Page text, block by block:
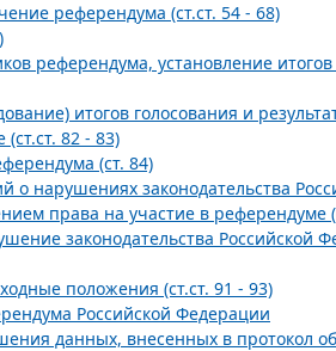
референдума (ст.ст. 54 - 68)
референдума, установление
итогов голосования и
82 - 83)
(ст. 84)
о нарушениях законодательства
права на участие в референдуме
законодательства Российской
положения (ст.ст. 91 - 93)
Российской Федерации
данных, внесенных в протокол об